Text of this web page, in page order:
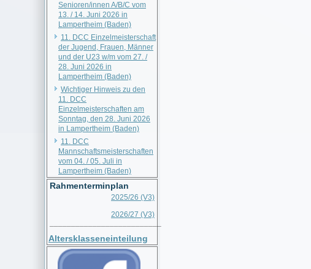
Senioren/innen A/B/C vom
13. / 14. Juni 2026 in
Lampertheim (Baden)
11. DCC Einzelmeisterschaft
der Jugend, Frauen, Männer
und der U23 w/m vom 27. /
28. Juni 2026 in
Lampertheim (Baden)
Wichtiger Hinweis zu den
11. DCC
Einzelmeisterschaften am
Sonntag, den 28. Juni 2026
in Lampertheim (Baden)
11. DCC
Mannschaftsmeisterschaften
vom 04. / 05. Juli in
Lampertheim (Baden)
Rahmenterminplan
2025/26 (V3)
2026/27 (V3)
Altersklasseneinteilung